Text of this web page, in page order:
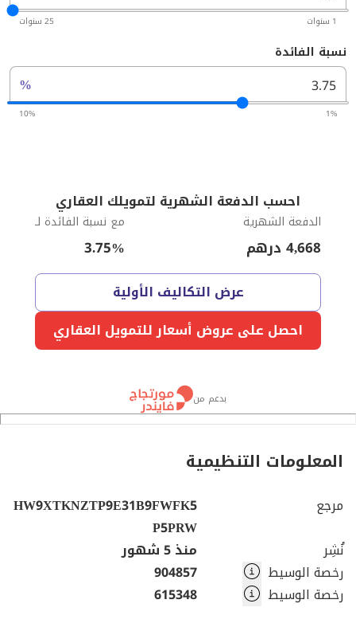
1 سنوات 25 سنوات
نسبة الفائدة
%
1%
10%
احسب الدفعة الشهرية لتمويلك العقاري
الدفعة الشهرية
4,668 درهم
مع نسبة الفائدة لـ
3.75%
عرض التكاليف الأولية
احصل على عروض أسعار للتمويل العقاري
بدعم من
المعلومات التنظيمية
مرجع
HW9XTKNZTP9E31B9FWFK5
P5PRW
نُشِر
منذ 5 شهور
رخصة الوسيط
904857
رخصة الوسيط
615348